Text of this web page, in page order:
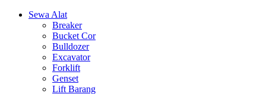
Sewa Alat
Breaker
Bucket Cor
Bulldozer
Excavator
Forklift
Genset
Lift Barang